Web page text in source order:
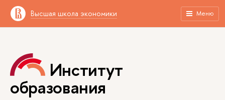
Высшая школа экономики Меню
Институт
образования